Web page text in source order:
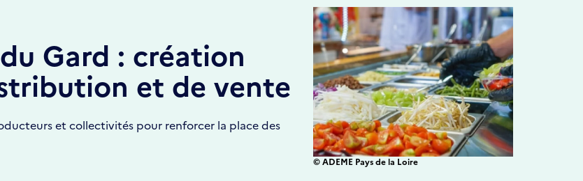
Gard : création
et de vente
et collectivités pour renforcer la place des
© ADEME Pays de la Loire